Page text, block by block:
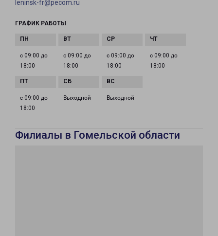
leninsk-fr@pecom.ru
ГРАФИК РАБОТЫ
с 09:00 до
18:00
с 09:00 до
18:00
с 09:00 до
18:00
с 09:00 до
18:00
с 09:00 до
18:00
Выходной Выходной
Филиалы в Гомельской области